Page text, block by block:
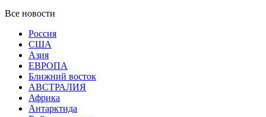
Все новости
Россия
США
Азия
ЕВРОПА
Ближний восток
АВСТРАЛИЯ
Африка
Антарктида